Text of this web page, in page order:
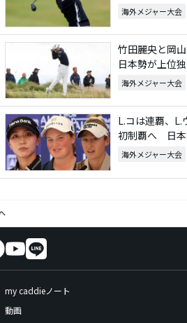
海外メジャー大会
竹田麗央と岡
日本勢が上位
海外メジャー大会
L.コは連覇、L.
初制覇へ 日本
海外メジャー大会
my caddieノート
動画